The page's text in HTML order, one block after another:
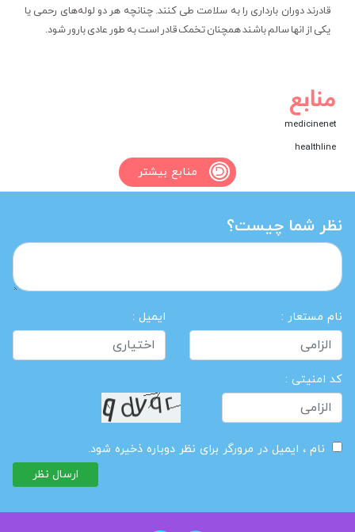
قادرند دوران بارداری را به سلامت طی کنند. چنانچه هر دو لوله‌های رحمی یا
یکی از انها سالم باشند همچنان تخمک قادر است به طور عادی بارور شود.
منابع
medicinenet
healthline
منابع بیشتر
نظر شما چیست؟
نام مستعار : ایمیل :
کد امنیتی :
نام ، ایمیل در مرورگر برای نظر دوباره ذخیره شود.
ارسال نظر